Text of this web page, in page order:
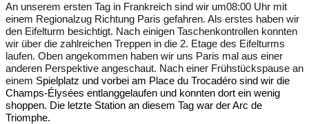
An unserem ersten Tag in Frankreich sind wir um08:00 Uhr mit
einem Regionalzug Richtung Paris gefahren. Als erstes haben wir
den Eifelturm besichtigt. Nach einigen Taschenkontrollen konnten
wir über die zahlreichen Treppen in die 2. Etage des Eifelturms
laufen. Oben angekommen haben wir uns Paris mal aus einer
anderen Perspektive angeschaut. Nach einer Frühstückspause an
einem Spielplatz und vorbei am Place du Trocadéro sind wir die
Champs-É lysées entlanggelaufen und konnten dort ein wenig
shoppen. Die letzte Station an diesem Tag war der Arc de
Triomphe.